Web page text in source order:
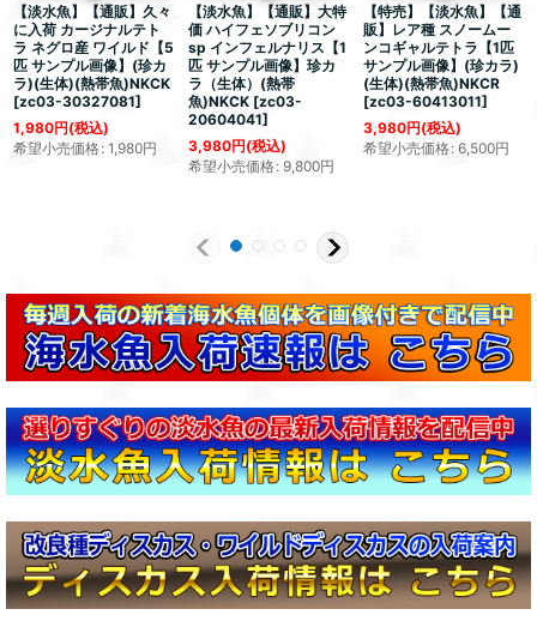
【淡水魚】【通販】久々
に入荷 カージナルテト
ラ ネグロ産 ワイルド【5
匹 サンプル画像】(珍カ
ラ)(生体)(熱帯魚)NKCK
[zc03-30327081]
1,980円(税込)
希望小売価格: 1,980円
【淡水魚】【通販】大特
価 ハイフェソブリコン
sp インフェルナリス【1
匹 サンプル画像】珍カ
ラ（生体）(熱帯
魚)NKCK [zc03-
20604041]
3,980円(税込)
希望小売価格: 9,800円
【特売】【淡水魚】【通
販】レア種 スノームー
ンコギャルテトラ【1匹
サンプル画像】(珍カラ)
(生体)(熱帯魚)NKCR
[zc03-60413011]
3,980円(税込)
希望小売価格: 6,500円